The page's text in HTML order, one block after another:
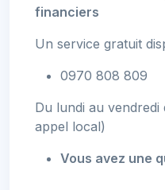
financiers
Un service gratuit
0970 808 809
Du lundi au
appel local)
Vous avez une